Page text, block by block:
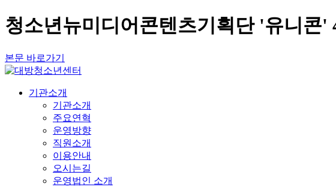
청소년뉴미디어콘텐츠기획단 '유니콘'
본문 바로가기
기관소개
기관소개
주요연혁
운영방향
직원소개
이용안내
오시는길
운영법인 소개